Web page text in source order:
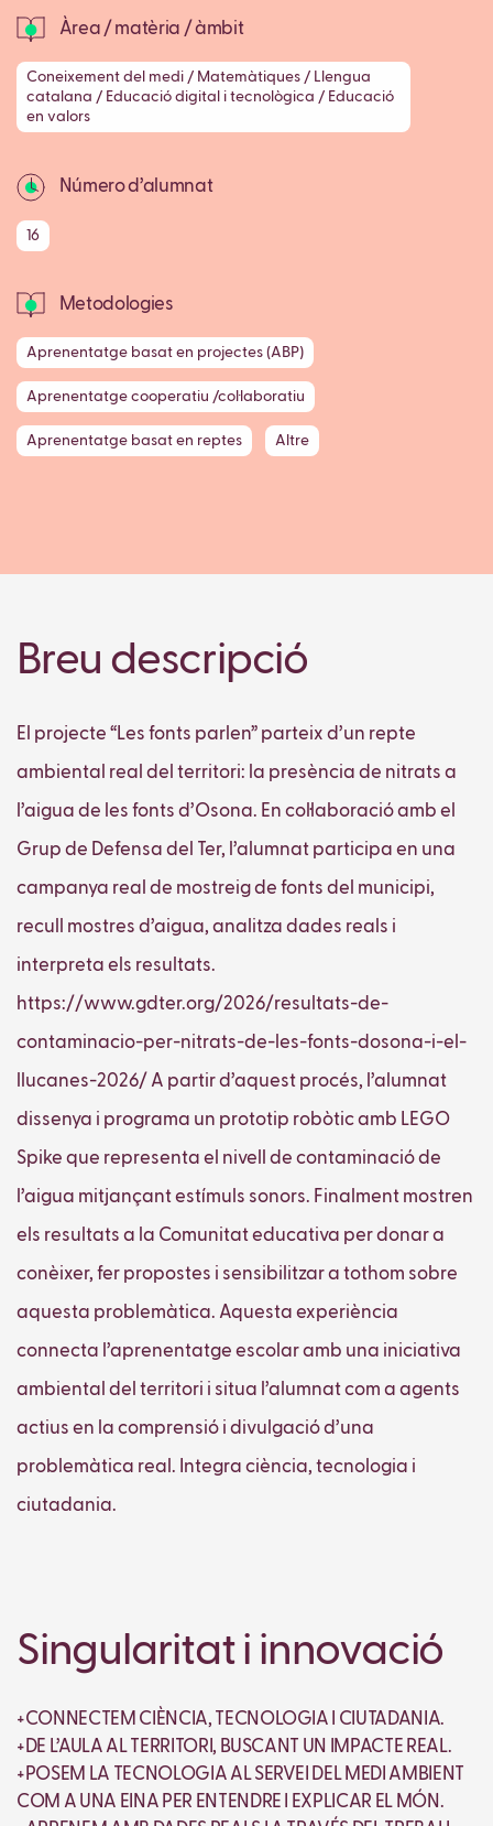
Àrea / matèria / àmbit
Coneixement del medi / Matemàtiques / Llengua
catalana / Educació digital i tecnològica / Educació
en valors
Número d’alumnat
16
Metodologies
Aprenentatge basat en projectes (ABP)
Aprenentatge cooperatiu /col·laboratiu
Aprenentatge basat en reptes Altre
Breu descripció
El projecte “Les fonts parlen” parteix d’un repte
ambiental real del territori: la presència de nitrats a
l’aigua de les fonts d’Osona. En col·laboració amb el
Grup de Defensa del Ter, l’alumnat participa en una
campanya real de mostreig de fonts del municipi,
recull mostres d’aigua, analitza dades reals i
interpreta els resultats.
https://www.gdter.org/2026/resultats-de-
contaminacio-per-nitrats-de-les-fonts-dosona-i-el-
llucanes-2026/ A partir d’aquest procés, l’alumnat
dissenya i programa un prototip robòtic amb LEGO
Spike que representa el nivell de contaminació de
l’aigua mitjançant estímuls sonors. Finalment mostren
els resultats a la Comunitat educativa per donar a
conèixer, fer propostes i sensibilitzar a tothom sobre
aquesta problemàtica. Aquesta experiència
connecta l’aprenentatge escolar amb una iniciativa
ambiental del territori i situa l’alumnat com a agents
actius en la comprensió i divulgació d’una
problemàtica real. Integra ciència, tecnologia i
ciutadania.
Singularitat i innovació
+CONNECTEM CIÈNCIA, TECNOLOGIA I CIUTADANIA.
+DE L’AULA AL TERRITORI, BUSCANT UN IMPACTE REAL.
+POSEM LA TECNOLOGIA AL SERVEI DEL MEDI AMBIENT
COM A UNA EINA PER ENTENDRE I EXPLICAR EL MÓN.